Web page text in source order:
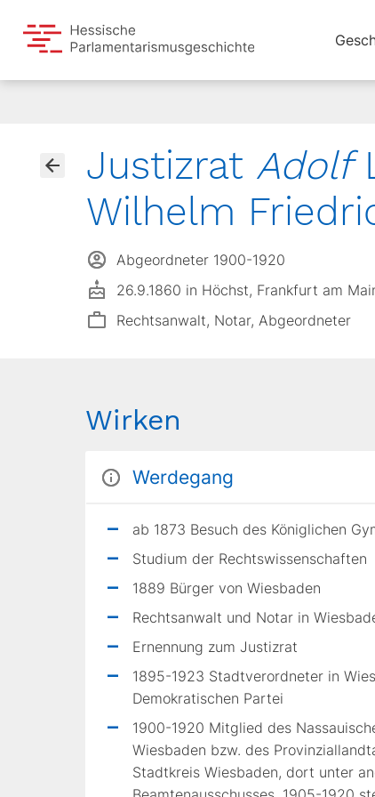
Justizrat Adolf
Wilhelm
Abgeordneter 1900-1920
26.9.1860 in Höchst, Frankfurt am
Rechtsanwalt, Notar, Abgeordneter
Wirken
Werdegang
ab 1873 Besuch des Königlichen
Studium der Rechtswissenschaften
1889 Bürger von Wiesbaden
Rechtsanwalt und Notar in
Ernennung zum Justizrat
1895-1923 Stadtverordneter in
Demokratischen Partei
1900-1920 Mitglied des
Wiesbaden bzw. des
Stadtkreis Wiesbaden, dort unter